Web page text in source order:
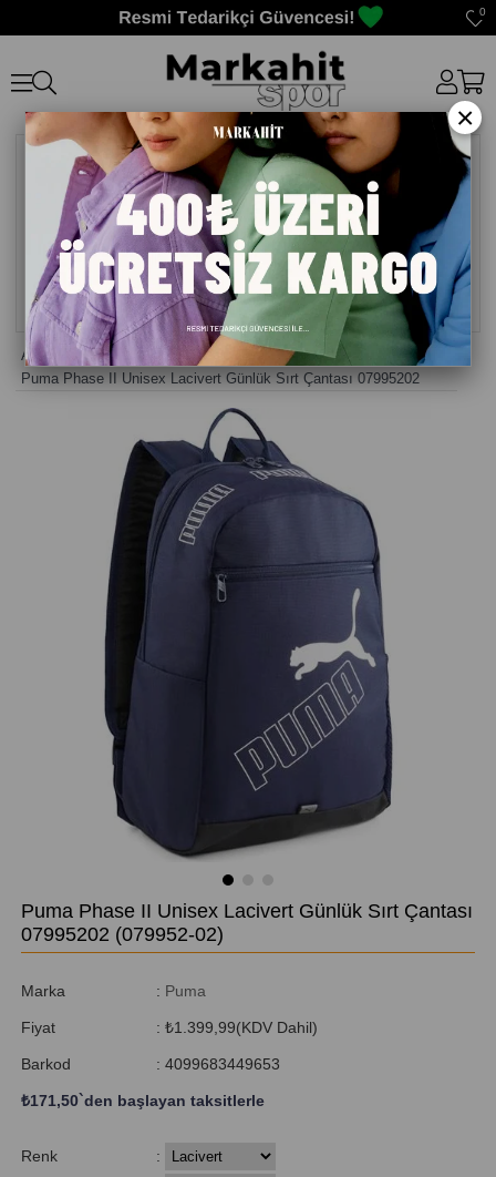
0
Anasayfa> Sırt Çantası
Puma Phase II Unisex Lacivert Günlük Sırt Çantası 07995202
Puma Phase II Unisex Lacivert Günlük Sırt Çantası
07995202 (079952-02)
Marka : Puma
Fiyat : ₺1.399,99(KDV Dahil)
Barkod : 4099683449653
₺171,50`den başlayan taksitlerle
Renk
:
×